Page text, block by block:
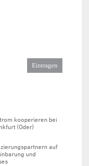
kooperieren bei
(Oder)
auf
und